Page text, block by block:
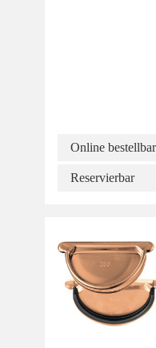
Online bestellbar
Reservierbar